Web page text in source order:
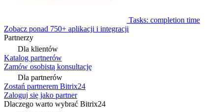
Tasks: completion time
Zobacz ponad 750+ aplikacji i integracji
Partnerzy
Dla klientów
Katalog partnerów
Zamów osobistą konsultację
Dla partnerów
Zostań partnerem Bitrix24
Zaloguj się jako partner
Dlaczego warto wybrać Bitrix24